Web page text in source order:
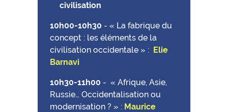
civilisation
10h00-10h30 - « La fabrique du
concept : les éléments de la
civilisation occidentale » : Elie
Barnavi
10h30-11h00 - « Afrique, Asie,
Russie… Occidentalisation ou
modernisation ? » : Maurice